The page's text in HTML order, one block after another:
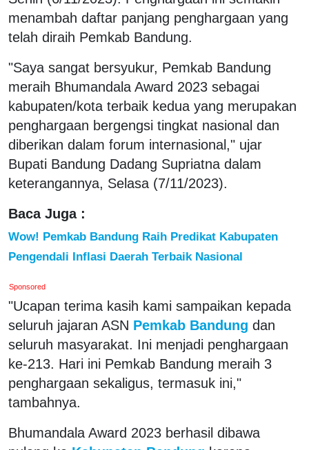
menambah daftar panjang penghargaan yang
telah diraih Pemkab Bandung.
"Saya sangat bersyukur, Pemkab Bandung
meraih Bhumandala Award 2023 sebagai
kabupaten/kota terbaik kedua yang merupakan
penghargaan bergengsi tingkat nasional dan
diberikan dalam forum internasional," ujar
Bupati Bandung Dadang Supriatna dalam
keterangannya, Selasa (7/11/2023).
Baca Juga :
Wow! Pemkab Bandung Raih Predikat Kabupaten
Pengendali Inflasi Daerah Terbaik Nasional
Sponsored
"Ucapan terima kasih kami sampaikan kepada
seluruh jajaran ASN Pemkab Bandung dan
seluruh masyarakat. Ini menjadi penghargaan
ke-213. Hari ini Pemkab Bandung meraih 3
penghargaan sekaligus, termasuk ini,"
tambahnya.
Bhumandala Award 2023 berhasil dibawa